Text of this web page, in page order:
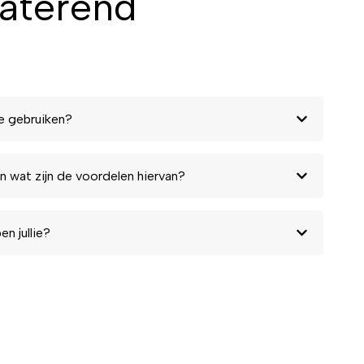
gebruiken?
wat zijn de voordelen hiervan?
jullie?